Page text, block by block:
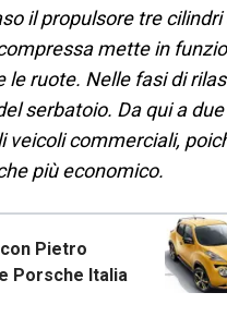
il propulsore tre
mette in
ruote. Nelle fasi di
serbatoio. Da qui a
veicoli commerciali,
più economico.
Pietro
Porsche Italia